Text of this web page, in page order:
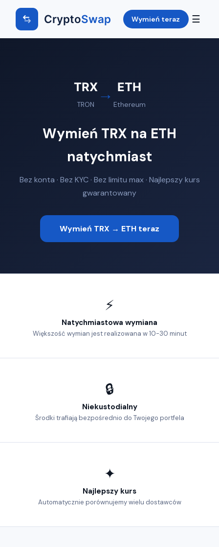
CryptoSwap Wymień teraz ☰
TRX
TRON
→ ETH
Ethereum
Wymień TRX na ETH
natychmiast
Bez konta · Bez KYC · Bez limitu max · Najlepszy kurs
gwarantowany
Wymień TRX → ETH teraz
⚡
Natychmiastowa wymiana
Większość wymian jest realizowana w 10-30 minut
🔒
Niekustodialny
Środki trafiają bezpośrednio do Twojego portfela
✦
Najlepszy kurs
Automatycznie porównujemy wielu dostawców